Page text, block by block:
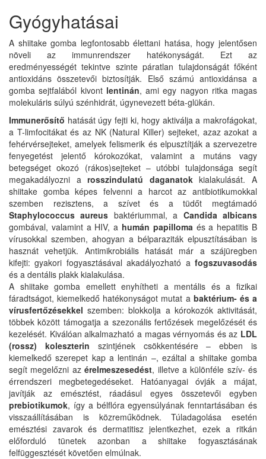
Gyógyhatásai
A shiitake gomba legfontosabb élettani hatása, hogy jelentősen
növeli az immunrendszer hatékonyságát. Ezt az
eredményességét tekintve szinte páratlan tulajdonságát főként
antioxidáns összetevői biztosítják. Első számú antioxidánsa a
gomba sejtfalából kivont lentinán, ami egy nagyon ritka magas
molekuláris súlyú szénhidrát, úgynevezett béta-glükán.
Immunerősítő hatását úgy fejti ki, hogy aktiválja a makrofágokat,
a T-limfocitákat és az NK (Natural Killer) sejteket, azaz azokat a
fehérvérsejteket, amelyek felismerik és elpusztítják a szervezetre
fenyegetést jelentő kórokozókat, valamint a mutáns vagy
betegséget okozó (rákos)sejteket – utóbbi tulajdonsága segít
megakadályozni arosszindulatú daganatokkialakulását. A
shiitake gomba képes felvenni a harcot az antibiotikumokkal
szemben rezisztens, a szívet és a tüdőt megtámadó
Staphylococcus aureus baktériummal, a Candida albicans
gombával, valamint a HIV, a humán papillomaés a hepatitis B
vírusokkal szemben, ahogyan a bélparaziták elpusztításában is
hasznát vehetjük. Antimikrobiális hatását már a szájüregben
kifejti: gyakori fogyasztásával akadályozható a fogszuvasodás
és a dentális plakk kialakulása.
A shiitake gomba emellett enyhítheti a mentális és a fizikai
fáradtságot, kiemelkedő hatékonyságot mutat a baktérium- és a
vírusfertőzésekkel szemben: blokkolja a kórokozók aktivitását,
többek között támogatja a szezonális fertőzések megelőzését és
kezelését. Kiválóan alkalmazható a magas vérnyomás és az LDL
(rossz) koleszterin szintjének csökkentésére – ebben is
kiemelkedő szerepet kap a lentinán –, ezáltal a shiitake gomba
segít megelőzni azérelmeszesedést, illetve a különféle szív- és
érrendszeri megbetegedéseket. Hatóanyagai óvják a májat,
javítják az emésztést, ráadásul egyes összetevői egyben
prebiotikumok, így a bélflóra egyensúlyának fenntartásában és
visszaállításában is közreműködnek. Túladagolása esetén
emésztési zavarok és dermatitisz jelentkezhet, ezek a ritkán
előforduló tünetek azonban a shiitake fogyasztásának
felfüggesztését követően elmúlnak.